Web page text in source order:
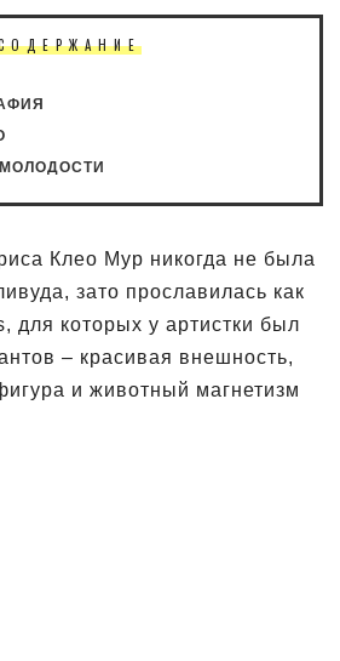
Клео Мур никогда не была
зато прославилась как
для которых у артистки был
– красивая внешность,
и животный магнетизм